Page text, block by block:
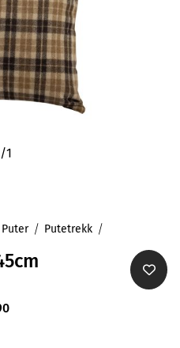
/1
Puter Putetrekk